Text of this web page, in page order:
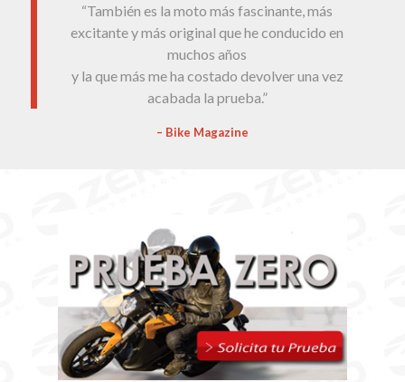
“También es la moto más fascinante, más
excitante y más original que he conducido en
muchos años
y la que más me ha costado devolver una vez
acabada la prueba.”
– Bike Magazine